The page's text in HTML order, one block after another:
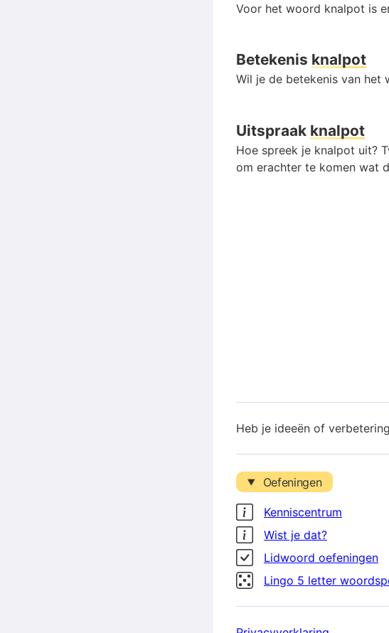
Voor het woord knalpot is
Betekenis knalpot
Wil je de betekenis van het
Uitspraak knalpot
Hoe spreek je knalpot uit?
om erachter te komen wat
Heb je ideeën of
Oefeningen
Kenniscentrum
Wist je dat?
Lidwoord oefeningen
Lingo 5 letter